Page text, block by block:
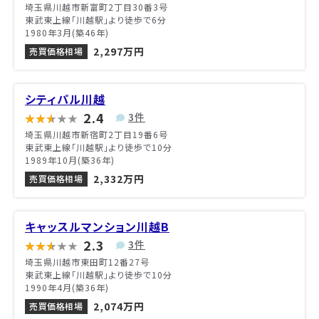
埼玉県川越市新富町2丁目30番3号
東武東上線「川越駅」より徒歩で6分
1980年3月(築46年)
売買価格相場
2,297万円
シティパル川越
2.4 3件
埼玉県川越市新宿町2丁目19番6号
東武東上線「川越駅」より徒歩で10分
1989年10月(築36年)
売買価格相場
2,332万円
キャッスルマンション川越B
2.3 3件
埼玉県川越市東田町12番27号
東武東上線「川越駅」より徒歩で10分
1990年4月(築36年)
売買価格相場
2,074万円